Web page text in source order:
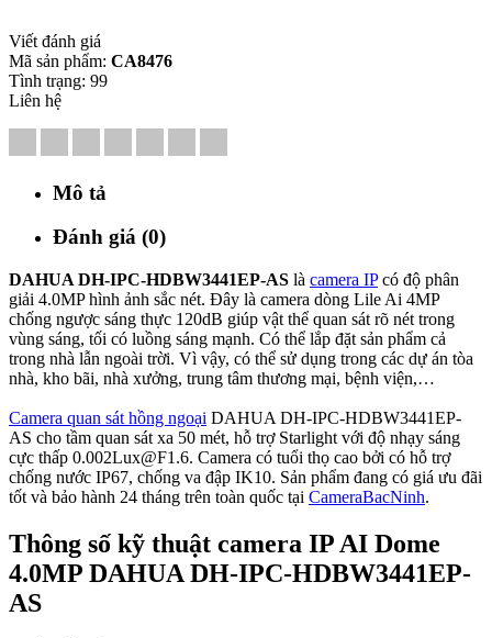
Viết đánh giá
Mã sản phẩm: CA8476
Tình trạng: 99
Liên hệ
Mô tả
Đánh giá (0)
DAHUA DH-IPC-HDBW3441EP-AS là camera IPcó độ phân
giải 4.0MP hình ảnh sắc nét. Đây là camera dòng Lile Ai 4MP
chống ngược sáng thực 120dB giúp vật thể quan sát rõ nét trong
vùng sáng, tối có luồng sáng mạnh. Có thể lắp đặt sản phẩm cả
trong nhà lẫn ngoài trời. Vì vậy, có thể sử dụng trong các dự án tòa
nhà, kho bãi, nhà xưởng, trung tâm thương mại, bệnh viện,…
Camera quan sát hồng ngoại DAHUA DH-IPC-HDBW3441EP-
AS cho tầm quan sát xa 50 mét, hỗ trợ Starlight với độ nhạy sáng
cực thấp 0.002Lux@F1.6. Camera có tuổi thọ cao bởi có hỗ trợ
chống nước IP67, chống va đập IK10. Sản phẩm đang có giá ưu đãi
tốt và bảo hành 24 tháng trên toàn quốc tại CameraBacNinh.
Thông số kỹ thuật camera IP AI Dome
4.0MP DAHUA DH-IPC-HDBW3441EP-
AS